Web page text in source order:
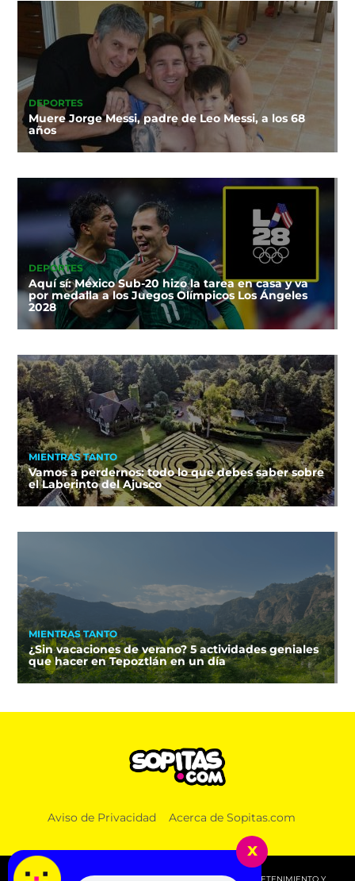
DEPORTES
Muere Jorge Messi, padre de Leo Messi, a los 68
años
DEPORTES
Aquí sí: México Sub-20 hizo la tarea en casa y va
por medalla a los Juegos Olímpicos Los Ángeles
2028
MIENTRAS TANTO
Vamos a perdernos: todo lo que debes saber sobre
el Laberinto del Ajusco
MIENTRAS TANTO
¿Sin vacaciones de verano? 5 actividades geniales
que hacer en Tepoztlán en un día
Aviso de Privacidad Acerca de Sopitas.com
x